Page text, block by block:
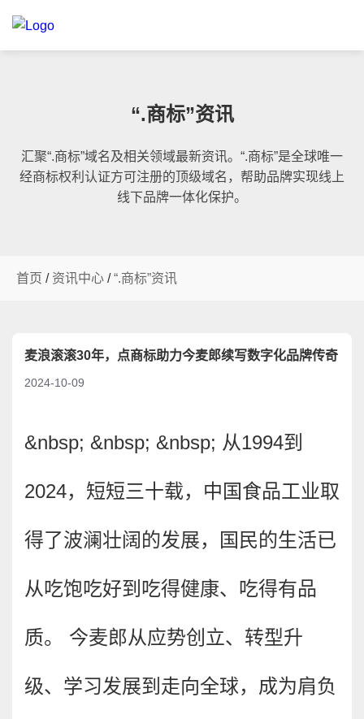
“.商标”资讯
汇聚“.商标”域名及相关领域最新资讯。“.商标”是全球唯一
经商标权利认证方可注册的顶级域名，帮助品牌实现线上
线下品牌一体化保护。
首页 / 资讯中心 /“.商标”资讯
麦浪滚滚30年，点商标助力今麦郎续写数字化品牌传奇
2024-10-09
&nbsp; &nbsp; &nbsp; 从1994到
2024，短短三十载，中国食品工业取
得了波澜壮阔的发展，国民的生活已
从吃饱吃好到吃得健康、吃得有品
质。 今麦郎从应势创立、转型升
级、学习发展到走向全球，成为肩负